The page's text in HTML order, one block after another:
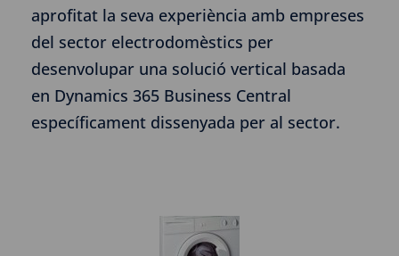
aprofitat la seva experiència amb empreses
del sector electrodomèstics per
desenvolupar una solució vertical basada
en Dynamics 365 Business Central
específicament dissenyada per al sector.